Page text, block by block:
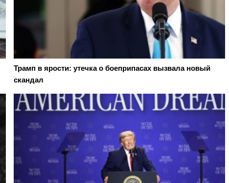
Трамп в ярости: утечка о боеприпасах вызвала новый
скандал